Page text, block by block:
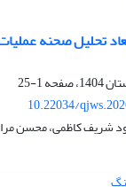
تحلیل صحنه
1-25
10.22034/
شریف کاظمی، محسن